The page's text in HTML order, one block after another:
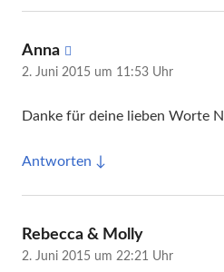
Anna
2. Juni 2015 um 11:53 Uhr
Danke für deine lieben Worte
Antworten
Rebecca & Molly
2. Juni 2015 um 22:21 Uhr